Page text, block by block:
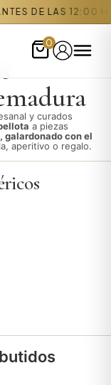
0
12:00 H SE ENVÍAN
y curados
a piezas
galardonado con el
aperitivo o regalo.